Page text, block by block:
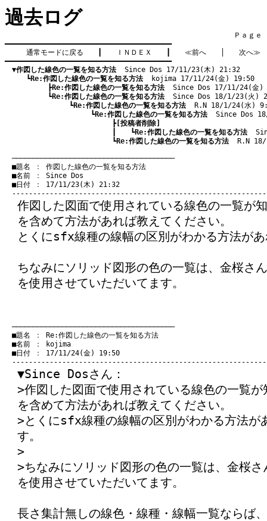
過去ログ
Ｐａｇｅ
━━━━━━━━━━━━━━━━━━━━━━━━━━━━━━━━━━━━━━━━
通常モードに戻る
ＩＮＤＥＸ ≪前へ
次へ≫
━━━━━━━━━━━━━━━━━━━━━━━━━━━━━━━━━━━━━━━━
▼作図した線色の一覧を知る方法
  Since Dos 17/11/23(木) 21:32
┗Re:作図した線色の一覧を知る方法
  kojima 17/11/24(金) 19:50
┣Re:作図した線色の一覧を知る方法
Since Dos 17/11/24(金)
┗Re:作図した線色の一覧を知る方法
Since Dos 18/1/23(火)
┗Re:作図した線色の一覧を知る方法
R.N 18/1/24(水)
┗Re:作図した線色の一覧を知る方法
Since Dos
┣[投稿者削除]
┃　　┗Re:作図した線色の一覧を知る方法
┗Re:作図した線色の一覧を知る方法
R.N
───────────────────────────────────────
■題名 ： 作図した線色の一覧を知る方法
■名前 ： Since Dos
■日付 ： 17/11/23(木) 21:32
作図した図面で使用されている線色の一覧が
を含めて方法があれば教えてください。
とくにsfx線種の線幅の区別がわかる方法が
ちなみにソリッド図形の色の一覧は、金桜さ
を使用させていただいてます。
───────────────────────────────────────
■題名 ： Re:作図した線色の一覧を知る方法
■名前 ： kojima
■日付 ： 17/11/24(金) 19:50
▼Since Dosさん：
>作図した図面で使用されている線色の一覧
を含めて方法があれば教えてください。
>とくにsfx線種の線幅の区別がわかる方法が
す。
>
>ちなみにソリッド図形の色の一覧は、金桜
を使用させていただいてます。
長さ集計無しの線色・線種・線幅一覧ならば